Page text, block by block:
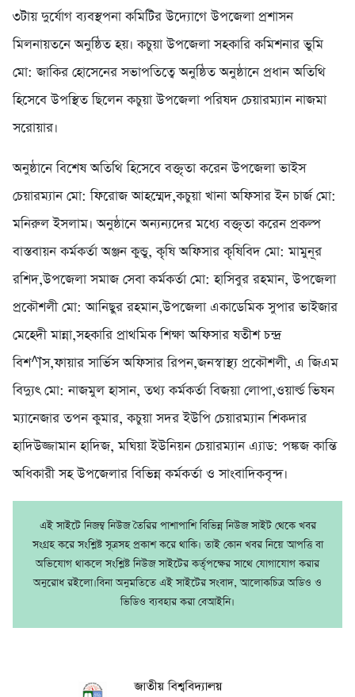
৩টায় দুর্যোগ ব্যবস্থপনা কমিটির উদ্যোগে উপজেলা প্রশাসন
মিলনায়তনে অনুষ্ঠিত হয়। কচুয়া উপজেলা সহকারি কমিশনার ভুমি
মো: জাকির হোসেনের সভাপতিত্বে অনুষ্ঠিত অনুষ্ঠানে প্রধান অতিথি
হিসেবে উপস্থিত ছিলেন কচুয়া উপজেলা পরিষদ চেয়ারম্যান নাজমা
সরোয়ার।
অনুষ্ঠানে বিশেষ অতিথি হিসেবে বক্তৃতা করেন উপজেলা ভাইস
চেয়ারম্যান মো: ফিরোজ আহম্মেদ,কচুয়া খানা অফিসার ইন চার্জ মো:
মনিরুল ইসলাম। অনুষ্ঠানে অন্যন্যদের মধ্যে বক্তৃতা করেন প্রকল্প
বাস্তবায়ন কর্মকর্তা অঞ্জন কুন্ডু, কৃষি অফিসার কৃষিবিদ মো: মামুনূর
রশিদ,উপজেলা সমাজ সেবা কর্মকর্তা মো: হাসিবুর রহমান, উপজেলা
প্রকৌশলী মো: আনিছুর রহমান,উপজেলা একাডেমিক সুপার ভাইজার
মেহেদী মান্না,সহকারি প্রাথমিক শিক্ষা অফিসার ষতীশ চন্দ্র
বিশ^াস,ফায়ার সার্ভিস অফিসার রিপন,জনস্বাস্থ্য প্রকৌশলী, এ জিএম
বিদ্যুৎ মো: নাজমুল হাসান, তথ্য কর্মকর্তা বিজয়া লোপা,ওয়ার্ল্ড ভিষন
ম্যানেজার তপন কুমার, কচুয়া সদর ইউপি চেয়ারম্যান শিকদার
হাদিউজ্জামান হাদিজ, মঘিয়া ইউনিয়ন চেয়ারম্যান এ্যাড: পঙ্কজ কান্তি
অধিকারী সহ উপজেলার বিভিন্ন কর্মকর্তা ও সাংবাদিকবৃন্দ।
এই সাইটে নিজম্ব নিউজ তৈরির পাশাপাশি বিভিন্ন নিউজ সাইট থেকে খবর
সংগ্রহ করে সংশ্লিষ্ট সূত্রসহ প্রকাশ করে থাকি। তাই কোন খবর নিয়ে আপত্তি বা
অভিযোগ থাকলে সংশ্লিষ্ট নিউজ সাইটের কর্তৃপক্ষের সাথে যোগাযোগ করার
অনুরোধ রইলো।বিনা অনুমতিতে এই সাইটের সংবাদ, আলোকচিত্র অডিও ও
ভিডিও ব্যবহার করা বেআইনি।